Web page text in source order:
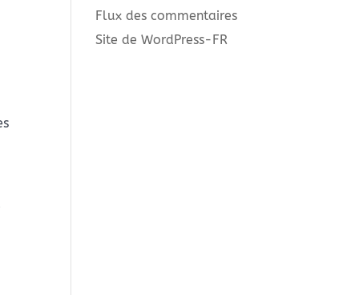
Flux des commentaires
Site de WordPress-FR